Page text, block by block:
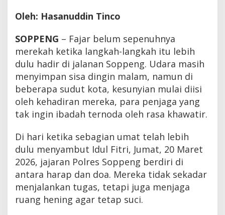
Oleh: Hasanuddin Tinco
SOPPENG – Fajar belum sepenuhnya
merekah ketika langkah-langkah itu lebih
dulu hadir di jalanan Soppeng. Udara masih
menyimpan sisa dingin malam, namun di
beberapa sudut kota, kesunyian mulai diisi
oleh kehadiran mereka, para penjaga yang
tak ingin ibadah ternoda oleh rasa khawatir.
Di hari ketika sebagian umat telah lebih
dulu menyambut Idul Fitri, Jumat, 20 Maret
2026, jajaran Polres Soppeng berdiri di
antara harap dan doa. Mereka tidak sekadar
menjalankan tugas, tetapi juga menjaga
ruang hening agar tetap suci.